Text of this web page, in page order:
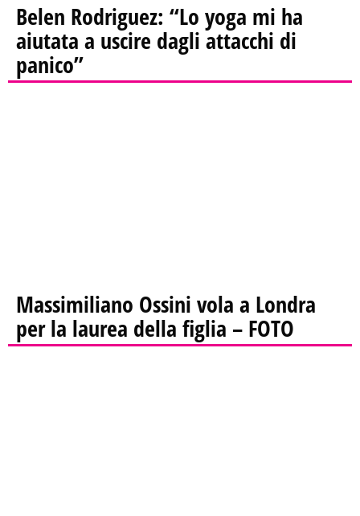
Belen Rodriguez: “Lo yoga mi ha
aiutata a uscire dagli attacchi di
panico”
Massimiliano Ossini vola a Londra
per la laurea della figlia – FOTO